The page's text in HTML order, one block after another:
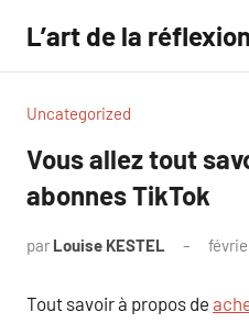
contenu
L’art de la réflexion
Uncategorized
Vous allez tout
abonnes TikTok
par Louise KESTEL
Tout savoir à propos de